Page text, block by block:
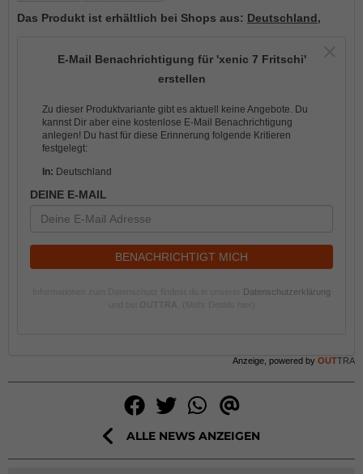
Das Produkt ist erhältlich bei Shops aus: Deutschland,
E-Mail Benachrichtigung für 'xenic 7 Fritschi'
erstellen
Zu dieser Produktvariante gibt es aktuell keine Angebote. Du
kannst Dir aber eine kostenlose E-Mail Benachrichtigung
anlegen! Du hast für diese Erinnerung folgende Kritieren
festgelegt:
In: Deutschland
DEINE E-MAIL
BENACHRICHTIGT MICH
Datenschutzerklärung
Anzeige, powered by OUTTRA
ALLE NEWS ANZEIGEN